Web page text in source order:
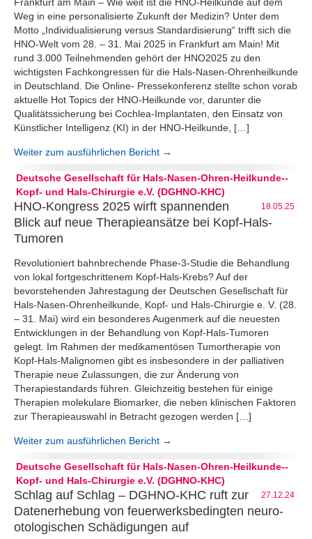
Weg in eine personalisierte Zukunft der Medizin? Unter dem
Motto „Individualisierung versus Standardisierung“ trifft sich die
HNO-Welt vom 28. – 31. Mai 2025 in Frankfurt am Main! Mit
rund 3.000 Teilnehmenden gehört der HNO2025 zu den
wichtigsten Fachkongressen für die Hals-Nasen-Ohrenheilkunde
in Deutschland. Die Online- Pressekonferenz stellte schon vorab
aktuelle Hot Topics der HNO-Heilkunde vor, darunter die
Qualitätssicherung bei Cochlea-Implantaten, den Einsatz von
Künstlicher Intelligenz (KI) in der HNO-Heilkunde, […]
Weiter zum ausführlichen Bericht →
Deutsche Gesellschaft für Hals-Nasen-Ohren-Heilkunde--
Kopf- und Hals-Chirurgie e.V. (DGHNO-KHC)
18.05.25
HNO-Kongress 2025 wirft spannenden
Blick auf neue Therapieansätze bei Kopf-Hals-
Tumoren
Revolutioniert bahnbrechende Phase-3-Studie die Behandlung
von lokal fortgeschrittenem Kopf-Hals-Krebs? Auf der
bevorstehenden Jahrestagung der Deutschen Gesellschaft für
Hals-Nasen-Ohrenheilkunde, Kopf- und Hals-Chirurgie e. V. (28.
– 31. Mai) wird ein besonderes Augenmerk auf die neuesten
Entwicklungen in der Behandlung von Kopf-Hals-Tumoren
gelegt. Im Rahmen der medikamentösen Tumortherapie von
Kopf-Hals-Malignomen gibt es insbesondere in der palliativen
Therapie neue Zulassungen, die zur Änderung von
Therapiestandards führen. Gleichzeitig bestehen für einige
Therapien molekulare Biomarker, die neben klinischen Faktoren
zur Therapieauswahl in Betracht gezogen werden […]
Weiter zum ausführlichen Bericht →
Deutsche Gesellschaft für Hals-Nasen-Ohren-Heilkunde--
Kopf- und Hals-Chirurgie e.V. (DGHNO-KHC)
27.12.24
Schlag auf Schlag – DGHNO-KHC ruft zur
Datenerhebung von feuerwerksbedingten neuro-
otologischen Schädigungen auf